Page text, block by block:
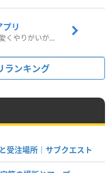
リ
ペットを育ってポイ活しよう！可愛くやりがいがある新感覚アプリ
ランキング
受注場所｜サブクエスト